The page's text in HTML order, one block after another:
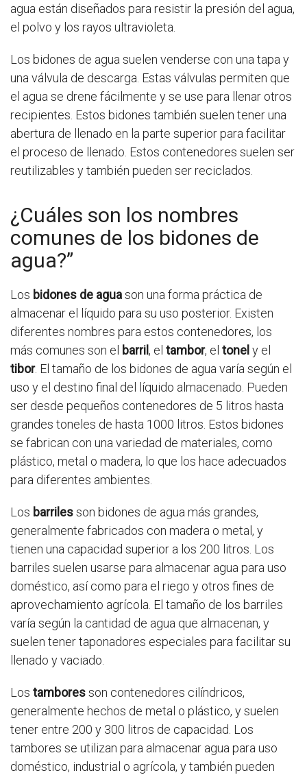
agua están diseñados para resistir la presión del agua,
el polvo y los rayos ultravioleta.
Los bidones de agua suelen venderse con una tapa y
una válvula de descarga. Estas válvulas permiten que
el agua se drene fácilmente y se use para llenar otros
recipientes. Estos bidones también suelen tener una
abertura de llenado en la parte superior para facilitar
el proceso de llenado. Estos contenedores suelen ser
reutilizables y también pueden ser reciclados.
¿Cuáles son los nombres
comunes de los bidones de
agua?”
Los bidones de aguason una forma práctica de
almacenar el líquido para su uso posterior. Existen
diferentes nombres para estos contenedores, los
más comunes son el barril, el tambor, el tonel y el
tibor. El tamaño de los bidones de agua varía según el
uso y el destino final del líquido almacenado. Pueden
ser desde pequeños contenedores de 5 litros hasta
grandes toneles de hasta 1000 litros. Estos bidones
se fabrican con una variedad de materiales, como
plástico, metal o madera, lo que los hace adecuados
para diferentes ambientes.
Los barrilesson bidones de agua más grandes,
generalmente fabricados con madera o metal, y
tienen una capacidad superior a los 200 litros. Los
barriles suelen usarse para almacenar agua para uso
doméstico, así como para el riego y otros fines de
aprovechamiento agrícola. El tamaño de los barriles
varía según la cantidad de agua que almacenan, y
suelen tener taponadores especiales para facilitar su
llenado y vaciado.
Los tamboresson contenedores cilíndricos,
generalmente hechos de metal o plástico, y suelen
tener entre 200 y 300 litros de capacidad. Los
tambores se utilizan para almacenar agua para uso
doméstico, industrial o agrícola, y también pueden